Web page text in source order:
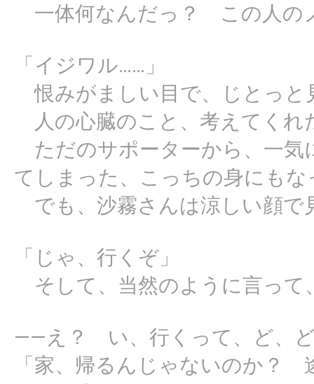
一体何なんだっ？ この人の
「イジワル……」
恨みがましい目で、じとっと
人の心臓のこと、考えてくれ
ただのサポーターから、一気
てしまった、こっちの身にも
でも、沙霧さんは涼しい顔で
「じゃ、行くぞ」
そして、当然のように言って
――え？ い、行くって、ど、
「家、帰るんじゃないのか？